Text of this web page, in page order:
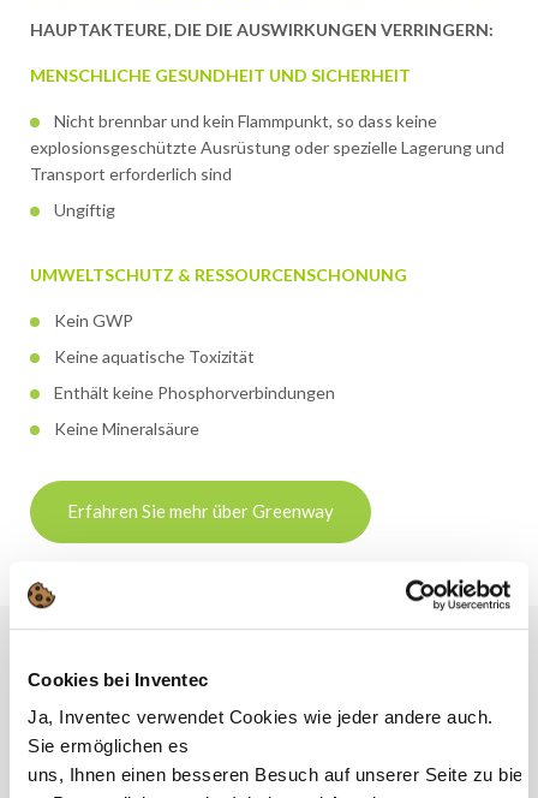
Cookies bei Inventec
Ja, Inventec verwendet Cookies wie jeder andere auch.
Sie ermöglichen es
uns, Ihnen einen besseren Besuch auf unserer Seite zu
HAUPTAKTEURE, DIE DIE AUSWIRKUNGEN VERRINGERN:
MENSCHLICHE GESUNDHEIT UND SICHERHEIT
Nicht brennbar und kein Flammpunkt, so dass keine
explosionsgeschützte Ausrüstung oder spezielle Lagerung und
Transport erforderlich sind
Ungiftig
UMWELTSCHUTZ & RESSOURCENSCHONUNG
Kein GWP
Keine aquatische Toxizität
Enthält keine Phosphorverbindungen
Keine Mineralsäure
Erfahren Sie mehr über Greenway
PERFORMANCE
Ausgezeichnetes Desoxidationsvermögen
Kein Risiko der Phosphatierung von Eisenmetallen